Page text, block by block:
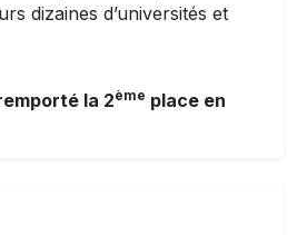
dizaines d’universités et
la 2ème place en